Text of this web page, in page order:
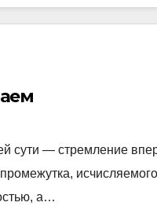
сути — стремление
а…